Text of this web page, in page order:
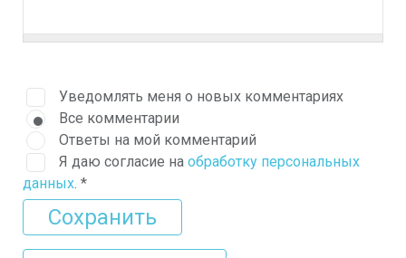
Уведомлять меня о новых комментариях
Все комментарии
Ответы на мой комментарий
Я даю согласие на обработку персональных
данных. *